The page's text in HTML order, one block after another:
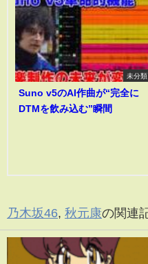
未分類
Suno v5のAI作曲が“完全に
DTMを飲み込む”瞬間
乃木坂46, 秋元康の関連